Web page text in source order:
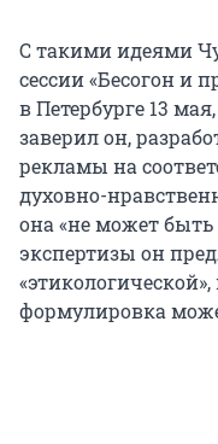
С такими идеями
сессии «Бесогон и
в Петербурге 13 мая,
заверил он,
рекламы на
духовно-
она «не может быть
экспертизы он
формулировка